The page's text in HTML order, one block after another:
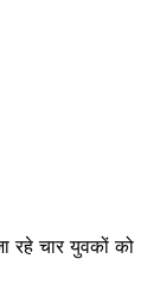
रहे चार युवकों को